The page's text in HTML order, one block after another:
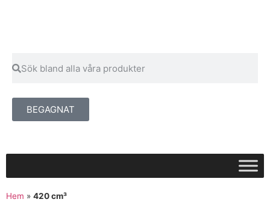
BEGAGNAT
Hem » 420 cm³